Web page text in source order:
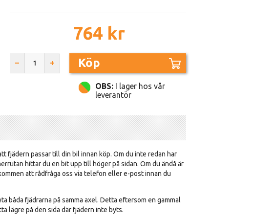
764 kr
Köp
OBS: I lager hos vår
leverantör
fjädern passar till din bil innan köp. Om du inte redan har
hittar du en bit upp till höger på sidan. Om du ändå är
att rådfråga oss via telefon eller e-post innan du
båda fjädrarna på samma axel. Detta eftersom en gammal
lägre på den sida där fjädern inte byts.